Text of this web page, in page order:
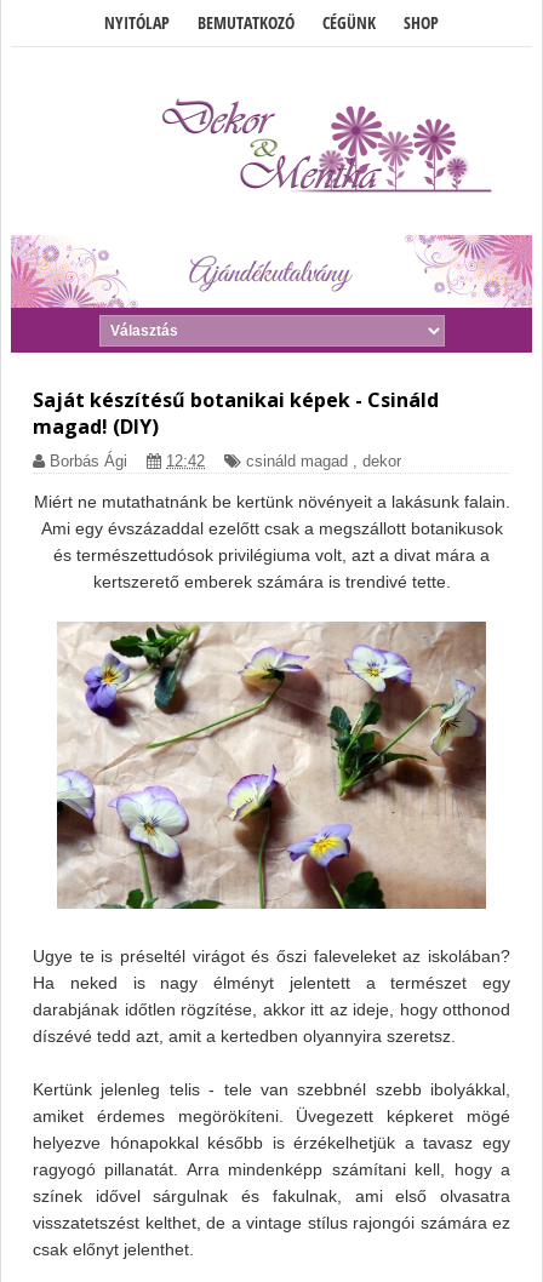
NYITÓLAP BEMUTATKOZÓ CÉGÜNK SHOP
Saját készítésű botanikai képek - Csináld
magad! (DIY)
Borbás Ági 12:42 csináld magad , dekor
Miért ne mutathatnánk be kertünk növényeit a lakásunk falain.
Ami egy évszázaddal ezelőtt csak a megszállott botanikusok
és természettudósok privilégiuma volt, azt a divat mára a
kertszerető emberek számára is trendivé tette.
Ugye te is préseltél virágot és őszi faleveleket az iskolában?
Ha neked is nagy élményt jelentett a természet egy
darabjának időtlen rögzítése, akkor itt az ideje, hogy otthonod
díszévé tedd azt, amit a kertedben olyannyira szeretsz.
Kertünk jelenleg telis - tele van szebbnél szebb ibolyákkal,
amiket érdemes megörökíteni. Üvegezett képkeret mögé
helyezve hónapokkal később is érzékelhetjük a tavasz egy
ragyogó pillanatát. Arra mindenképp számítani kell, hogy a
színek idővel sárgulnak és fakulnak, ami első olvasatra
visszatetszést kelthet, de a vintage stílus rajongói számára ez
csak előnyt jelenthet.